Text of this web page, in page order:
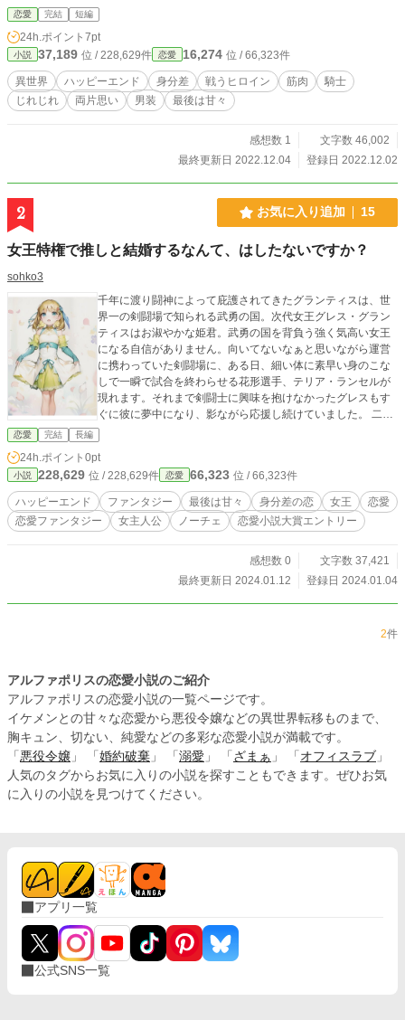
だぞ！ いい加減鉄アレイをやめなさい！」 と怒られながらも王女の話を聞く
と、どうやら自身の命を救った兄王子が魔王討伐に行くのを食い止めたいらし
い。 だからって『最後の王女』と『呪いの騎士』で先に魔王討伐するってどう
いうことだよとロードが筋トレの片手間に状況を見守るうち、気づけば王女と同
僚たちが舌戦となっていた。 そこで王女の魔王討伐は思ってもいない方向に転
がり始める。 ぐいぐいくる王女をもて余す中、ピンクの髪の聖女まで空から
降ってきて、「私はあなたのこと、怖くないわ」と言い出す。 ロードが異世界
甘々です。 小説家になろう様にも掲載していますが一部構成が異なります。タ
します。
恋愛 完結 短編
24h.ポイント 7pt
小説 37,189 位 / 228,629件 恋愛 16,274 位 / 66,323件
異世界 ハッピーエンド 身分差 戦うヒロイン 筋肉
騎士
じれじれ
両片思い 男装 最後は甘々
感想数 1
文字数 46,002
最終更新日 2022.12.04
登録日 2022.12.02
2 お気に入り追加 15
女王特権で推しと結婚するなんて、はしたないですか？
sohko3
千年に渡り闘神によって庇護されてきたグランティスは、世
界一の剣闘場で知られる武勇の国。次代女王グレス・グラン
ティスはお淑やかな姫君。武勇の国を背負う強く気高い女王
になる自信がありません。向いてないなぁと思いながら運営
に携わっていた剣闘場に、ある日、細い体に素早い身のこな
しで一瞬で試合を終わらせる花形選手、テリア・ランセルが
現れます。それまで剣闘士に興味を抱けなかったグレスもす
ぐに彼に夢中になり、影ながら応援し続けていました。 二十
四歳になるグレスに、そろそろ世継ぎを産むべきという圧力
がかかり始めます。その時、彼女は思いました。「誰かの子
供を産まなければならないのなら、わたくしはあの方の子供
が産みたい」 しかし、女王の地位を利用して人気選手に近付
こうとする自分を「はしたない」と思い悩みます。 （sideグ
レスはエブリスタ執筆応援キャンペーンで佳作受賞。sideテ
ラは妄想コンテストで優秀作品選出されました）1/12まで連
恋愛 完結 長編
24h.ポイント 0pt
小説 228,629 位 / 228,629件 恋愛 66,323 位 / 66,323件
ハッピーエンド ファンタジー 最後は甘々 身分差の恋 女王
恋愛
恋愛ファンタジー
女主人公 ノーチェ 恋愛小説大賞エントリー
感想数 0
文字数 37,421
最終更新日 2024.01.12
登録日 2024.01.04
2件
アルファポリスの恋愛小説のご紹介
アルファポリスの恋愛小説の一覧ページです。
イケメンとの甘々な恋愛から悪役令嬢などの異世界転移ものまで、
胸キュン、切ない、純愛などの多彩な恋愛小説が満載です。
「 悪役令嬢 」 「 婚約破棄 」 「 溺愛 」 「 ざまぁ 」 「 オフィスラブ 」
人気のタグからお気に入りの小説を探すこともできます。ぜひお気
に入りの小説を見つけてください。
アプリ一覧
公式SNS一覧